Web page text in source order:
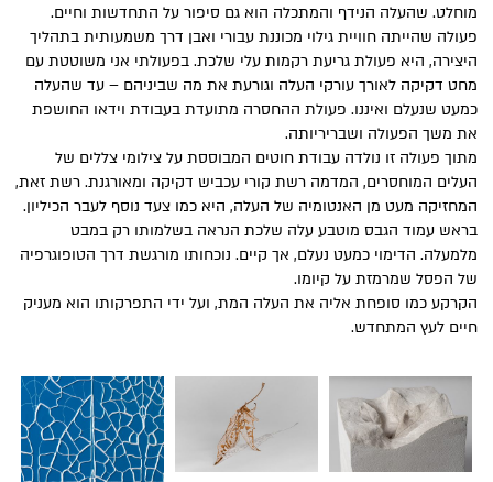
מוחלט. שהעלה הנידף והמתכלה הוא גם סיפור על התחדשות וחיים.
פעולה שהייתה חוויית גילוי מכוננת עבורי ואבן דרך משמעותית בתהליך
היצירה, היא פעולת גריעת רקמות עלי שלכת. בפעולתי אני משוטטת עם
מחט דקיקה לאורך עורקי העלה וגורעת את מה שביניהם – עד שהעלה
כמעט שנעלם ואיננו. פעולת ההחסרה מתועדת בעבודת וידאו החושפת
את משך הפעולה ושבריריותה.
מתוך פעולה זו נולדה עבודת חוטים המבוססת על צילומי צללים של
העלים המוחסרים, המדמה רשת קורי עכביש דקיקה ומאורגנת. רשת זאת,
המחזיקה מעט מן האנטומיה של העלה, היא כמו צעד נוסף לעבר הכיליון.
בראש עמוד הגבס מוטבע עלה שלכת הנראה בשלמותו רק במבט
מלמעלה. הדימוי כמעט נעלם, אך קיים. נוכחותו מורגשת דרך הטופוגרפיה
של הפסל שמרמזת על קיומו.
הקרקע כמו סופחת אליה את העלה המת, ועל ידי התפרקותו הוא מעניק
חיים לעץ המתחדש.